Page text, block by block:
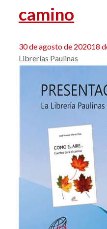
camino
30 de agosto de 202018
Librerías Paulinas